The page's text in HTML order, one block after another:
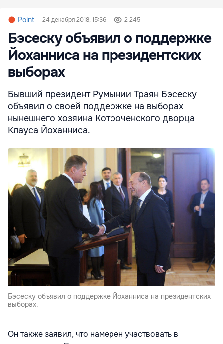
Point 24 декабря 2018, 15:36 2 245
Бэсеску объявил о поддержке
Йоханниса на президентских
выборах
Бывший президент Румынии Траян Бэсеску
объявил о своей поддержке на выборах
нынешнего хозяина Котроченского дворца
Клауса Йоханниса.
Бэсеску объявил о поддержке Йоханниса на президентских
выборах.
Он также заявил, что намерен участвовать в